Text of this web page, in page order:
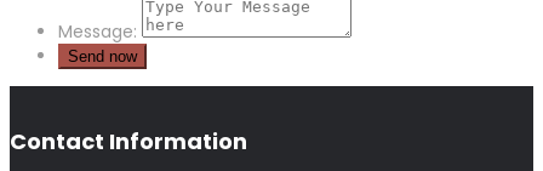
Message:
Contact Information